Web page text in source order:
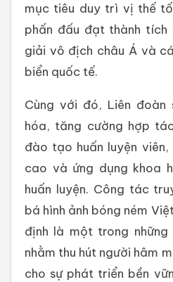
mục tiêu duy trì vị thế
phấn đấu đạt thành tích
giải vô địch châu Á và
biển quốc tế.
Cùng với đó, Liên đoàn
hóa, tăng cường hợp
đào tạo huấn luyện
cao và ứng dụng khoa
huấn luyện. Công tác
bá hình ảnh bóng ném
định là một trong
nhằm thu hút người hâm
cho sự phát triển bền